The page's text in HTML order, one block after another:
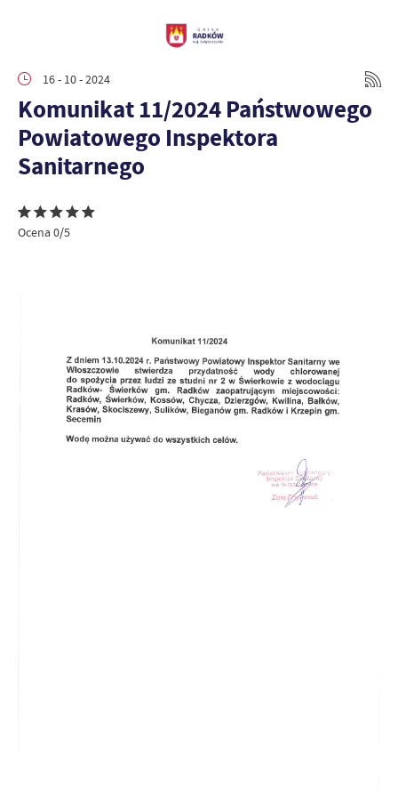
16 - 10 - 2024
Komunikat 11/2024 Państwowego
Powiatowego Inspektora
Sanitarnego
Ocena 0/5